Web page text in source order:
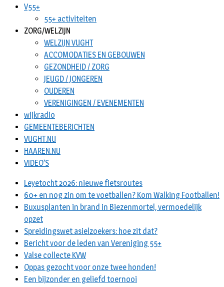
V55+
55+ activiteiten
ZORG/WELZIJN
WELZIJN VUGHT
ACCOMODATIES EN GEBOUWEN
GEZONDHEID / ZORG
JEUGD / JONGEREN
OUDEREN
VERENIGINGEN / EVENEMENTEN
wijkradio
GEMEENTEBERICHTEN
VUGHT.NU
HAAREN.NU
VIDEO’S
Leyetocht 2026: nieuwe fietsroutes
60+ en nog zin om te voetballen? Kom Walking Footballen!
Buxusplanten in brand in Biezenmortel, vermoedelijk
opzet
Spreidingswet asielzoekers: hoe zit dat?
Bericht voor de leden van Vereniging 55+
Valse collecte KVW
Oppas gezocht voor onze twee honden!
Een bijzonder en geliefd toernooi